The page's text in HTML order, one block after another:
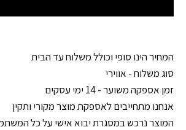
המחיר הינו סופי וכולל משלוח עד הבית
סוג משלוח - אווירי
זמן אספקה משוער - 14 ימי עסקים
אנחנו מתחייבים לאספקת מוצר מקורי ותקין
המוצר נרכש במסגרת יבוא אישי על כל